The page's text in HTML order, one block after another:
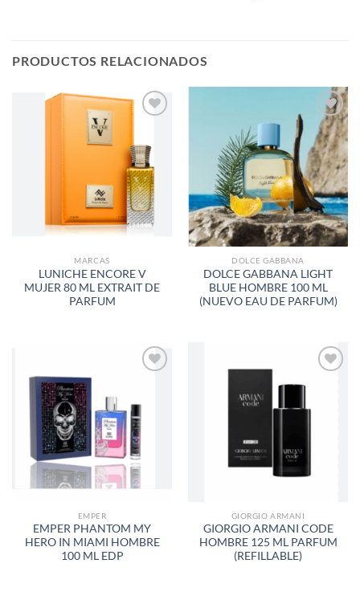
PRODUCTOS RELACIONADOS
AÑADIR
A LA
LISTA
DE
DESEOS
MARCAS
LUNICHE ENCORE V
MUJER 80 ML EXTRAIT DE
PARFUM
AÑADIR
A LA
LISTA
DE
DESEOS
DOLCE GABBANA
DOLCE GABBANA LIGHT
BLUE HOMBRE 100 ML
(NUEVO EAU DE PARFUM)
LISTA
DE
DESEOS
EMPER
EMPER PHANTOM MY
HERO IN MIAMI HOMBRE
100 ML EDP
AÑADIR
LISTA
GIORGIO ARMANI
GIORGIO ARMANI CODE
HOMBRE 125 ML PARFUM
(REFILLABLE)